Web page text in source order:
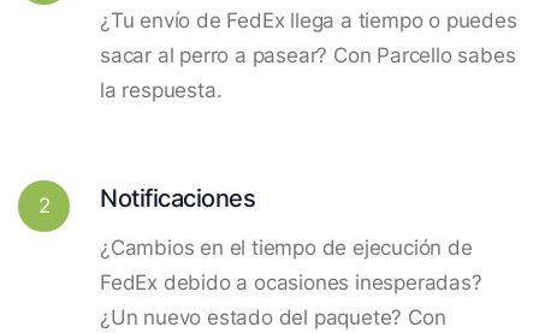
¿Tu envío de FedEx llega a tiempo o puedes
sacar al perro a pasear? Con Parcello sabes
la respuesta.
2 Notificaciones
¿Cambios en el tiempo de ejecución de
FedEx debido a ocasiones inesperadas?
¿Un nuevo estado del paquete? Con